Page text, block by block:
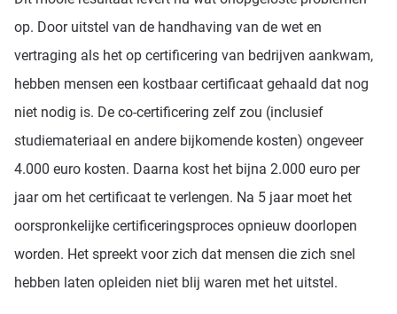
op. Door uitstel van de handhaving van de wet en
vertraging als het op certificering van bedrijven aankwam,
hebben mensen een kostbaar certificaat gehaald dat nog
niet nodig is. De co-certificering zelf zou (inclusief
studiemateriaal en andere bijkomende kosten) ongeveer
4.000 euro kosten. Daarna kost het bijna 2.000 euro per
jaar om het certificaat te verlengen. Na 5 jaar moet het
oorspronkelijke certificeringsproces opnieuw doorlopen
worden. Het spreekt voor zich dat mensen die zich snel
hebben laten opleiden niet blij waren met het uitstel.